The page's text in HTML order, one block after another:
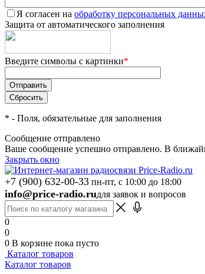
Я согласен на обработку персональных
Защита от автоматического заполнения
Введите символы с картинки*
* - Поля, обязательные для заполнения
Сообщение отправлено
Ваше сообщение успешно отправлено. В
Закрыть окно
+7 (900) 632-00-33 пн-пт, с 10:00 до 18:00
info@price-radio.ruдля заявок и вопросов
0
0
0 В корзине пока пусто
Каталог товаров
Каталог товаров